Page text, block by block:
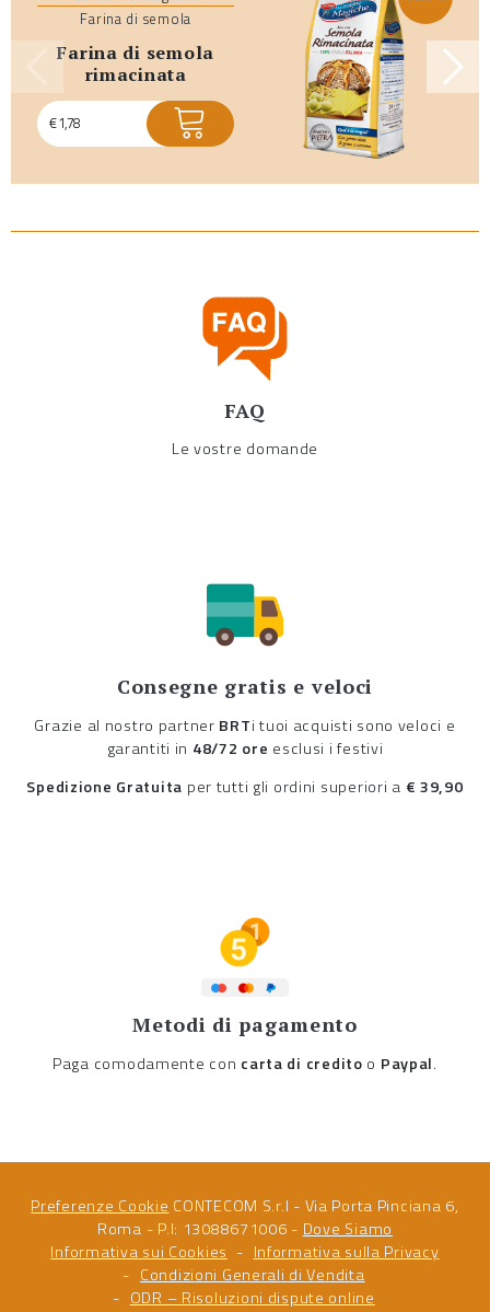
Farina di semola
farina di semola
rimacinata
€1,78
FAQ
Le vostre domande
Consegne gratis e veloci
Grazie al nostro partner BRTi tuoi acquisti sono veloci e
garantiti in 48/72 ore esclusi i festivi
Spedizione Gratuita per tutti gli ordini superiori a € 39,90
Metodi di pagamento
Paga comodamente con carta di credito o Paypal.
Preferenze Cookie CONTECOM S.r.l - Via Porta Pinciana 6,
Roma - P.I: 13088671006 - Dove Siamo
Informativa sui Cookies
Informativa sulla Privacy
Condizioni Generali di Vendita
ODR – Risoluzioni dispute online